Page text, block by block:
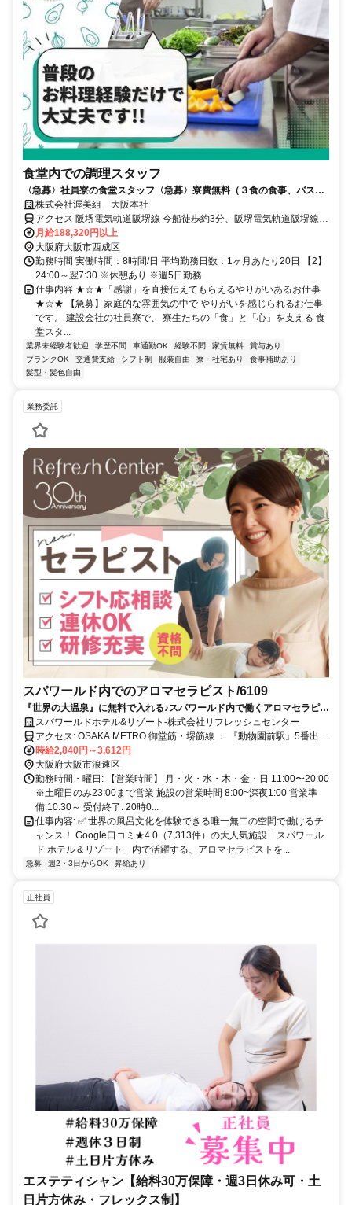
食堂内での調理スタッフ
〈急募〉社員寮の食堂スタッフ〈急募〉寮費無料（３食の食事、バス・
トイレ付）60歳以上のスタッフも活躍
株式会社渥美組 大阪本社
アクセス 阪堺電気軌道阪堺線 今船徒歩約3分、阪堺電気軌道阪堺線
今池（大阪府）徒歩約6分、阪堺電気軌道阪堺線 松田町徒歩約7分
月給188,320円以上
大阪府大阪市西成区
勤務時間 実働時間：8時間/日 平均勤務日数：1ヶ月あたり20日 【2】
24:00～翌7:30 ※休憩あり ※週5日勤務
仕事内容 ★☆★「感謝」を直接伝えてもらえるやりがいあるお仕事
★☆★ 【急募】家庭的な雰囲気の中で やりがいを感じられるお仕事
です。 建設会社の社員寮で、 寮生たちの「食」と「心」を支える 食
堂スタ...
業界未経験者歓迎 学歴不問 車通勤OK 経験不問 家賃無料
賞与あり
ブランクOK
交通費支給 シフト制 服装自由 寮・社宅あり
食事補助あり
髪型・髪色自由
業務委託
スパワールド内でのアロマセラピスト/6109
『世界の大温泉』に無料で入れる♪スパワールド内で働くアロマセラピス
ト！ダブルOKでタイパ良くプライベートも充実♪
スパワールドホテル&リゾート-株式会社リフレッシュセンター
アクセス: OSAKA METRO 御堂筋・堺筋線 ： 『動物園前駅』5番出口
よりすぐ JR環状線 ： 『新今宮駅』東出口よりすぐ 南海電車 ： 『新
今宮駅』より徒歩10分 阪堺電気軌道 ： 『新今宮駅前停留所』下車し
てすぐ 近鉄電車 ： 『大阪阿部野橋駅』より徒歩15分
時給2,840円～3,612円
大阪府大阪市浪速区
勤務時間・曜日: 【営業時間】 月・火・水・木・金・日 11:00〜20:00
※土曜日のみ23:00まで営業 施設の営業時間 8:00~深夜1:00 営業準
備:10:30～ 受付終了: 20時0...
仕事内容: ✅️ 世界の風呂文化を体験できる唯一無二の空間で働けるチ
ャンス！ Google口コミ★4.0（7,313件）の大人気施設「スパワール
ド ホテル＆リゾート」内で活躍する、アロマセラピストを...
急募 週2・3日からOK 昇給あり
正社員
エステティシャン【給料30万保障・週3日休み可・土
日片方休み・フレックス制】